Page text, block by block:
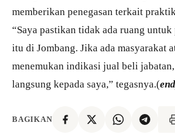
memberikan penegasan terkait
“Saya pastikan tidak ada ruang
itu di Jombang. Jika ada masyarakat
menemukan indikasi jual beli
langsung kepada saya,” tegasnya.(
BAGIKAN